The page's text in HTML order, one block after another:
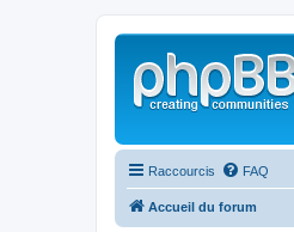
Raccourcis FAQ
Accueil du forum